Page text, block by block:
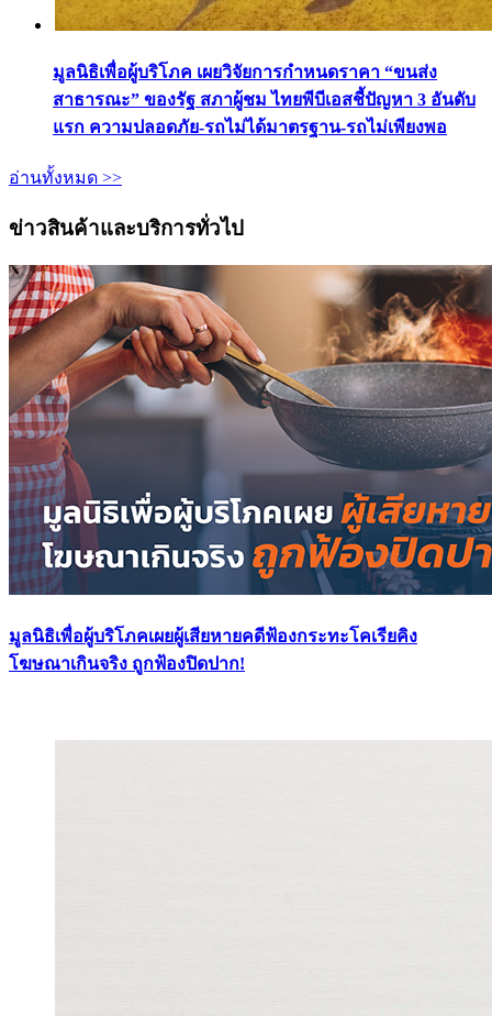
มูลนิธิเพื่อผู้บริโภค เผยวิจัยการกำหนดราคา “ขนส่ง
สาธารณะ” ของรัฐ สภาผู้ชม ไทยพีบีเอสชี้ปัญหา 3 อันดับ
แรก ความปลอดภัย-รถไม่ได้มาตรฐาน-รถไม่เพียงพอ
อ่านทั้งหมด >>
ข่าวสินค้าและบริการทั่วไป
มูลนิธิเพื่อผู้บริโภคเผยผู้เสียหายคดีฟ้องกระทะโคเรียคิง
โฆษณาเกินจริง ถูกฟ้องปิดปาก!